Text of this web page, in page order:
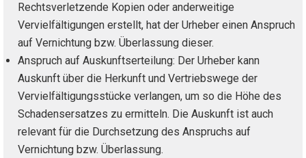
Rechtsverletzende Kopien oder anderweitige
Vervielfältigungen erstellt, hat der Urheber einen Anspruch
auf Vernichtung bzw. Überlassung dieser.
Anspruch auf Auskunftserteilung: Der Urheber kann
Auskunft über die Herkunft und Vertriebswege der
Vervielfältigungsstücke verlangen, um so die Höhe des
Schadensersatzes zu ermitteln. Die Auskunft ist auch
relevant für die Durchsetzung des Anspruchs auf
Vernichtung bzw. Überlassung.